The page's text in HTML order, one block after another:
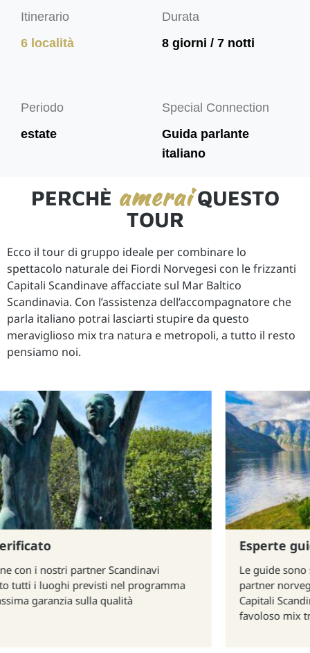
Itinerario
6 località
Durata
8 giorni / 7 notti
Periodo
estate
Special Connection
Guida parlante
italiano
PERCHÈ ameraiQUESTO
TOUR
Ecco il tour di gruppo ideale per combinare lo
spettacolo naturale dei Fiordi Norvegesi con le frizzanti
Capitali Scandinave affacciate sul Mar Baltico
Scandinavia. Con l’assistenza dell’accompagnatore che
parla italiano potrai lasciarti stupire da questo
meraviglioso mix tra natura e metropoli, a tutto il resto
pensiamo noi.
Esperte guide locali
Le guide sono state selezionate con cura dai nostri
partner norvegesi, conoscono la regione dei Fiordi e le
Capitali Scandinave a e vi conducono alla scoperta di un
favoloso mix tra natura e metropoli a misura d'uomo.